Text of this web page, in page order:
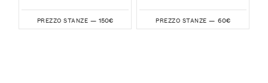
PREZZO STANZE — 150€ PREZZO STANZE — 60€